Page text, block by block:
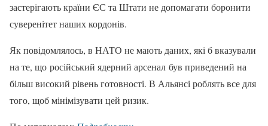
застерігають країни ЄС та Штати не допомагати боронити
суверенітет наших кордонів.
Як повідомлялось, в НАТО не мають даних, які б вказували
на те, що російський ядерний арсенал був приведений на
більш високий рівень готовності. В Альянсі роблять все для
того, щоб мінімізувати цей ризик.